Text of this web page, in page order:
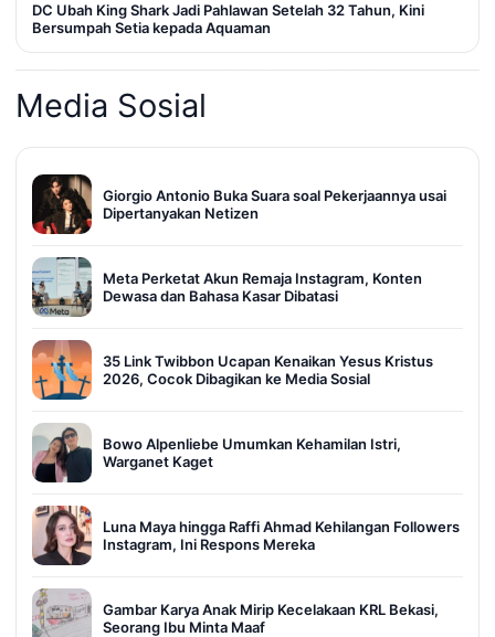
DC Ubah King Shark Jadi Pahlawan Setelah 32 Tahun, Kini
Bersumpah Setia kepada Aquaman
Media Sosial
Giorgio Antonio Buka Suara soal Pekerjaannya usai
Dipertanyakan Netizen
Meta Perketat Akun Remaja Instagram, Konten
Dewasa dan Bahasa Kasar Dibatasi
35 Link Twibbon Ucapan Kenaikan Yesus Kristus
2026, Cocok Dibagikan ke Media Sosial
Bowo Alpenliebe Umumkan Kehamilan Istri,
Warganet Kaget
Luna Maya hingga Raffi Ahmad Kehilangan Followers
Instagram, Ini Respons Mereka
Gambar Karya Anak Mirip Kecelakaan KRL Bekasi,
Seorang Ibu Minta Maaf